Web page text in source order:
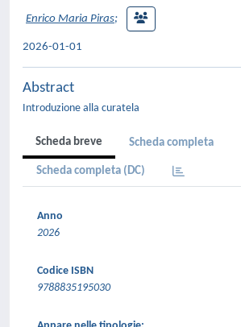
Enrico Maria Piras;
2026-01-01
Abstract
Introduzione alla curatela
Scheda breve Scheda completa
Scheda completa (DC)
Anno
2026
Codice ISBN
9788835195030